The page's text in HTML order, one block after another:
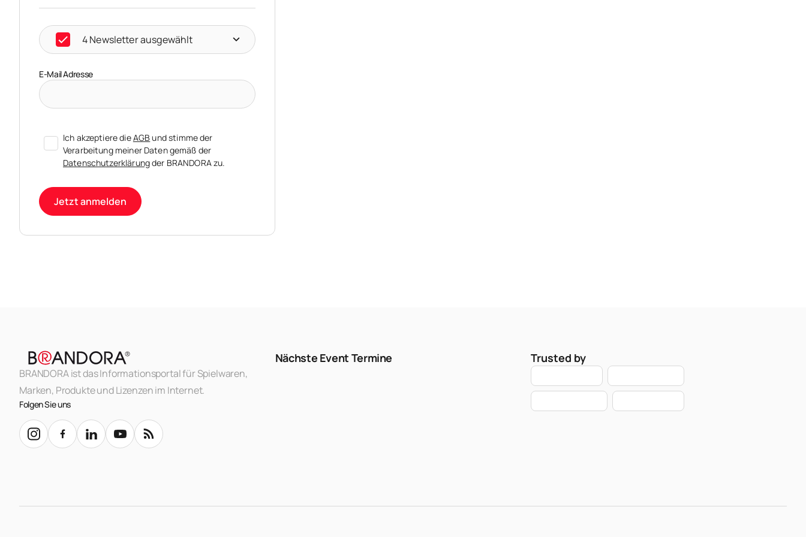
4 Newsletter ausgewählt
E-Mail Adresse
Ich akzeptiere dieAGBund stimme der
Verarbeitung meiner Daten gemäß der
Datenschutzerklärungder BRANDORA zu.
Jetzt anmelden
BRANDORA ist das Informationsportal für Spielwaren,
Marken, Produkte und Lizenzen im Internet.
Folgen Sie uns
Nächste Event Termine Trusted by